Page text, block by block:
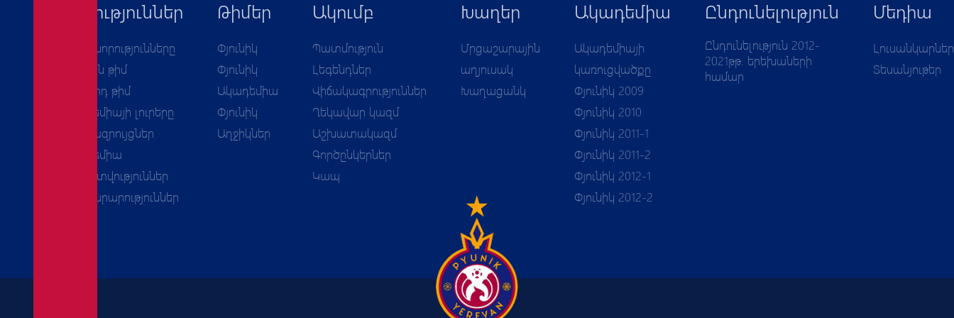
Նորություններ
Բոլոր նորությունները
Առաջին թիմ
Երկրորդ թիմ
Ակադեմիայի լուրերը
Հարցազրույցներ
Ակադեմիա
Հաշվետվություններ
Հայտարարություններ
Թիմեր
Փյունիկ
Փյունիկ
Ակադեմիա
Փյունիկ
Աղջիկներ
Ակումբ
Պատմություն
Լեգենդներ
Վիճակագրություններ
Ղեկավար կազմ
Աշխատակազմ
Գործընկերներ
Կապ
Խաղեր
Մրցաշարային
աղյուսակ
Խաղացանկ
Ակադեմիա
Ակադեմիայի
կառուցվածքը
Փյունիկ 2009
Փյունիկ 2010
Փյունիկ 2011-1
Փյունիկ 2011-2
Փյունիկ 2012-1
Փյունիկ 2012-2
Ընդունելություն
Ընդունելություն 2012-
2021թթ. երեխաների
համար
Մեդիա
Լուսանկարներ
Տեսանյութեր